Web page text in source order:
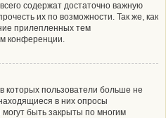
содержат достаточно важную
их по возможности. Так же, как
прилепленных тем
конференции.
пользователи больше не
в них опросы
быть закрыты по многим